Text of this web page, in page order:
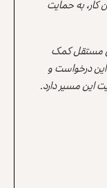
کار، به حمایت
مستقل کمک
درخواست و
این مسیر دارد.